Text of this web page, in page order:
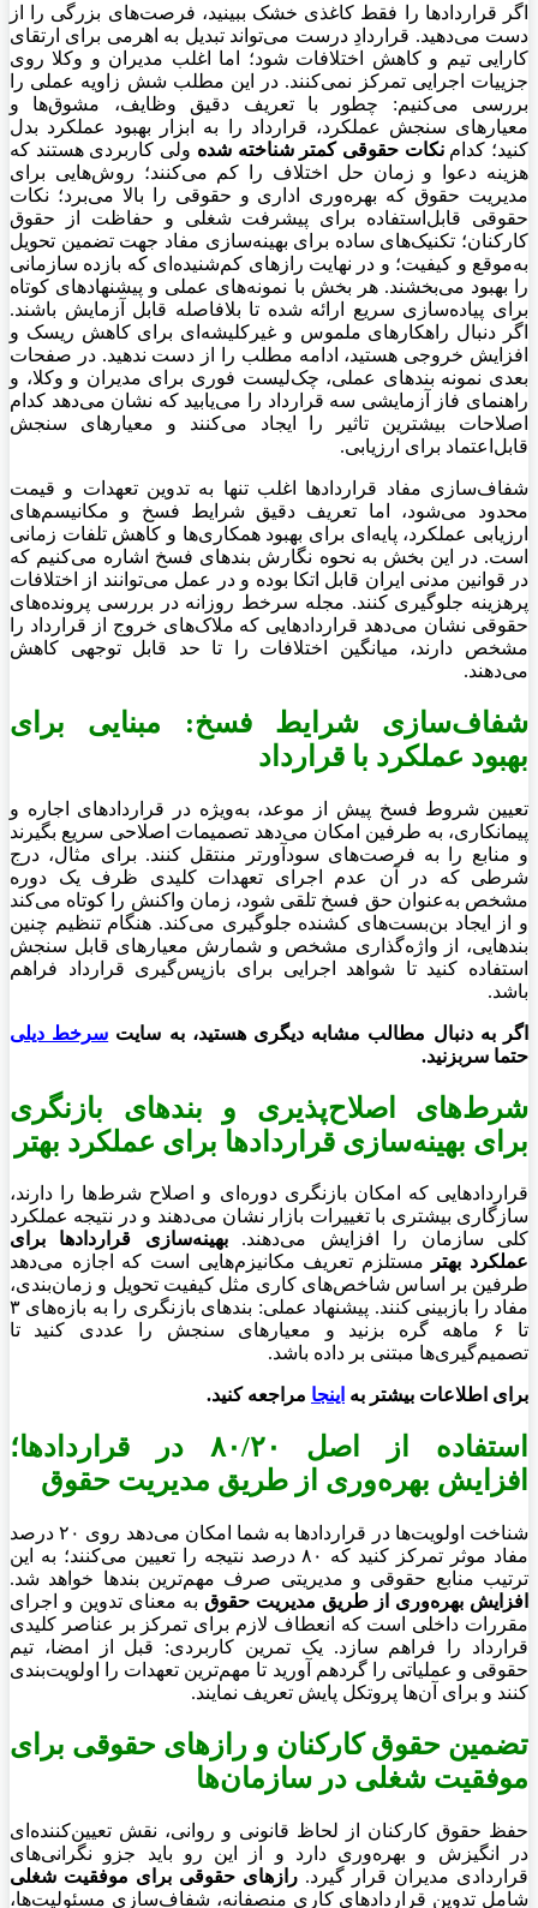
اگر قراردادها را فقط کاغذی خشک ببینید، فرصت‌های بزرگی را از
دست می‌دهید. قراردادِ درست می‌تواند تبدیل به اهرمی برای ارتقای
کارایی تیم و کاهش اختلافات شود؛ اما اغلب مدیران و وکلا روی
جزییات اجرایی تمرکز نمی‌کنند. در این مطلب شش زاویه عملی را
بررسی می‌کنیم: چطور با تعریف دقیق وظایف، مشوق‌ها و
معیارهای سنجش عملکرد، قرارداد را به ابزار بهبود عملکرد بدل
کنید؛ کدامنکات حقوقی کمتر شناخته شده ولی کاربردی هستند که
هزینه دعوا و زمان حل اختلاف را کم می‌کنند؛ روش‌هایی برای
مدیریت حقوق که بهره‌وری اداری و حقوقی را بالا می‌برد؛ نکات
حقوقی قابل‌استفاده برای پیشرفت شغلی و حفاظت از حقوق
کارکنان؛ تکنیک‌های ساده برای بهینه‌سازی مفاد جهت تضمین تحویل
به‌موقع و کیفیت؛ و در نهایت رازهای کم‌شنیده‌ای که بازده سازمانی
را بهبود می‌بخشند. هر بخش با نمونه‌های عملی و پیشنهادهای کوتاه
برای پیاده‌سازی سریع ارائه شده تا بلافاصله قابل آزمایش باشند.
اگر دنبال راهکارهای ملموس و غیرکلیشه‌ای برای کاهش ریسک و
افزایش خروجی هستید، ادامه مطلب را از دست ندهید. در صفحات
بعدی نمونه بندهای عملی، چک‌لیست فوری برای مدیران و وکلا، و
راهنمای فاز آزمایشی سه قرارداد را می‌یابید که نشان می‌دهد کدام
اصلاحات بیشترین تاثیر را ایجاد می‌کنند و معیارهای سنجش
قابل‌اعتماد برای ارزیابی.
شفاف‌سازی مفاد قراردادها اغلب تنها به تدوین تعهدات و قیمت
محدود می‌شود، اما تعریف دقیق شرایط فسخ و مکانیسم‌های
ارزیابی عملکرد، پایه‌ای برای بهبود همکاری‌ها و کاهش تلفات زمانی
است. در این بخش به نحوه نگارش بندهای فسخ اشاره می‌کنیم که
در قوانین مدنی ایران قابل اتکا بوده و در عمل می‌توانند از اختلافات
پرهزینه جلوگیری کنند. مجله سرخط روزانه در بررسی پرونده‌های
حقوقی نشان می‌دهد قراردادهایی که ملاک‌های خروج از قرارداد را
مشخص دارند، میانگین اختلافات را تا حد قابل توجهی کاهش
می‌دهند.
شفاف‌سازی شرایط فسخ: مبنایی برای
بهبود عملکرد با قرارداد
تعیین شروط فسخ پیش از موعد، به‌ویژه در قراردادهای اجاره و
پیمانکاری، به طرفین امکان می‌دهد تصمیمات اصلاحی سریع بگیرند
و منابع را به فرصت‌های سودآورتر منتقل کنند. برای مثال، درج
شرطی که در آن عدم اجرای تعهدات کلیدی ظرف یک دوره
مشخص به‌عنوان حق فسخ تلقی شود، زمان واکنش را کوتاه می‌کند
و از ایجاد بن‌بست‌های کشنده جلوگیری می‌کند. هنگام تنظیم چنین
بندهایی، از واژه‌گذاری مشخص و شمارش معیارهای قابل سنجش
استفاده کنید تا شواهد اجرایی برای بازپس‌گیری قرارداد فراهم
باشد.
اگر به دنبال مطالب مشابه دیگری هستید، به سایت سرخط دیلی
حتما سربزنید.
شرط‌های اصلاح‌پذیری و بندهای بازنگری
برای بهینه‌سازی قراردادها برای عملکرد بهتر
قراردادهایی که امکان بازنگری دوره‌ای و اصلاح شرط‌ها را دارند،
سازگاری بیشتری با تغییرات بازار نشان می‌دهند و در نتیجه عملکرد
کلی سازمان را افزایش می‌دهند.بهینه‌سازی قراردادها برای
عملکرد بهتر
مستلزم تعریف مکانیزم‌هایی است که اجازه می‌دهد
طرفین بر اساس شاخص‌های کاری مثل کیفیت تحویل و زمان‌بندی،
مفاد را بازبینی کنند. پیشنهاد عملی: بندهای بازنگری را به بازه‌های ۳
تا ۶ ماهه گره بزنید و معیارهای سنجش را عددی کنید تا
تصمیم‌گیری‌ها مبتنی بر داده باشد.
برای اطلاعات بیشتر به اینجا مراجعه کنید.
استفاده از اصل ۸۰/۲۰ در قراردادها؛
افزایش بهره‌وری از طریق مدیریت حقوق
شناخت اولویت‌ها در قراردادها به شما امکان می‌دهد روی ۲۰ درصد
مفاد موثر تمرکز کنید که ۸۰ درصد نتیجه را تعیین می‌کنند؛ به این
ترتیب منابع حقوقی و مدیریتی صرف مهم‌ترین بندها خواهد شد.
افزایش بهره‌وری از طریق مدیریت حقوق به معنای تدوین و اجرای
مقررات داخلی است که انعطاف لازم برای تمرکز بر عناصر کلیدی
قرارداد را فراهم سازد. یک تمرین کاربردی: قبل از امضا، تیم
حقوقی و عملیاتی را گردهم آورید تا مهم‌ترین تعهدات را اولویت‌بندی
کنند و برای آن‌ها پروتکل پایش تعریف نمایند.
تضمین حقوق کارکنان و رازهای حقوقی برای
موفقیت شغلی در سازمان‌ها
حفظ حقوق کارکنان از لحاظ قانونی و روانی، نقش تعیین‌کننده‌ای
در انگیزش و بهره‌وری دارد و از این رو باید جزو نگرانی‌های
قراردادی مدیران قرار گیرد. رازهای حقوقی برای موفقیت شغلی
شامل تدوین قراردادهای کاری منصفانه، شفاف‌سازی مسئولیت‌ها،